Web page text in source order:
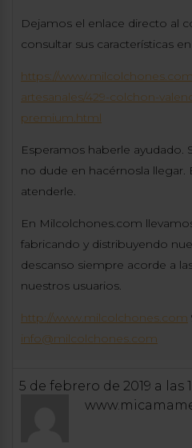
Dejamos el enlace directo al
consultar sus características
https://
artesanales/429-colchon-
premium.html
Esperamos haberle ayudado.
no dude en hacérnosla
atenderle.
En Milcolchones.com
fabricando y distribuyendo
descanso siempre acorde a
nuestros usuarios.
http://www.milcolchones.com
info@milcolchones.com
5 de febrero de 2019 a las